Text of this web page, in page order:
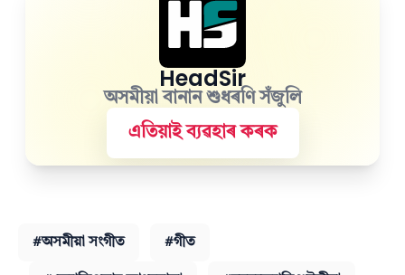
HeadSir
অসমীয়া বানান শুধৰণি সঁজুলি
এতিয়াই ব্যৱহাৰ কৰক
#অসমীয়া সংগীত #গীত